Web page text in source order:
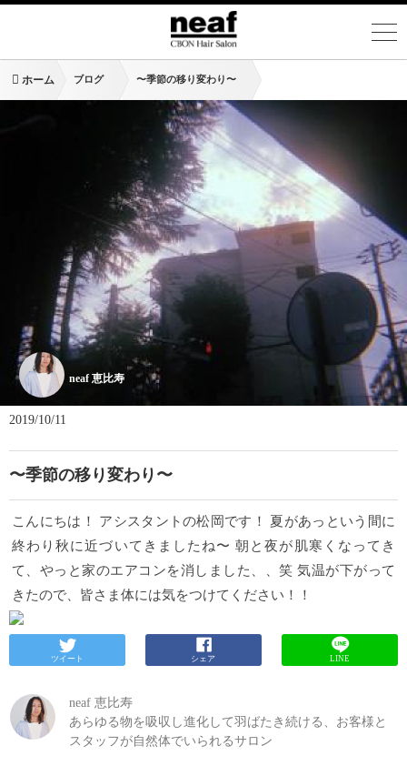
ホーム ブログ 〜季節の移り変わり〜
neaf 恵比寿
2019/10/11
〜季節の移り変わり〜
こんにちは！ アシスタントの松岡です！ 夏があっという間に
終わり秋に近づいてきましたね〜 朝と夜が肌寒くなってき
て、やっと家のエアコンを消しました、、笑 気温が下がって
きたので、皆さま体には気をつけてください！！
ツイート シェア LINE
neaf 恵比寿
あらゆる物を吸収し進化して羽ばたき続ける、お客様と
スタッフが自然体でいられるサロン